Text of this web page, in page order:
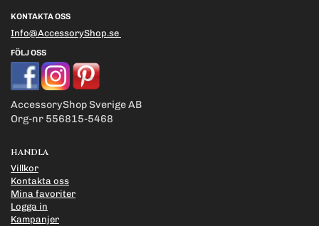
KONTAKTA OSS
Info@AccessoryShop.se
FÖLJ OSS
AccessoryShop Sverige AB
Org-nr 556815-5468
HANDLA
Villkor
Kontakta oss
Mina favoriter
Logga in
Kampanjer